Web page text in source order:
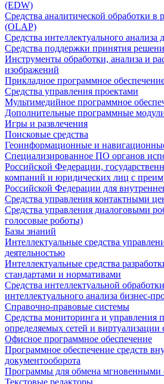
(EDW)
Средства аналитической обработки в
(OLAP)
Средства интеллектуального
Средства поддержки принятия
Инструменты обработки, анализа и
изображений
Прикладное программное
Средства управления проектами
Мультимедийное программное
Дополнительные программные
Игры и развлечения
Поисковые средства
Геоинформационные и
Специализированное ПО органов
Российской Федерации,
компаний и юридических лиц с
Российской Федерации для
Средства управления контактными
Средства управления диалоговыми
голосовые роботы)
Базы знаний
Интеллектуальные средства
деятельностью
Интеллектуальные средства
стандартами и нормативами
Средства интеллектуальной
интеллектуального анализа бизнес-
Справочно-правовые системы
Средства мониторинга и управления
определяемых сетей и
Офисное программное обеспечение
Программное обеспечение средств
документооборота
Программы для обмена мгновенными
Текстовые редакторы